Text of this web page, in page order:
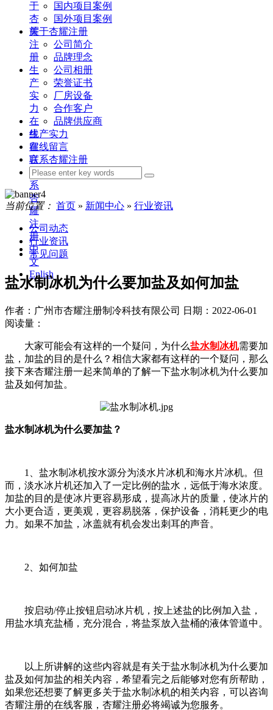
于
杏
耀
注
册
生
产
实
力
在
线
留
言
联
系
杏
耀
注
册
中
文
Enlish
国内项目案例
国外项目案例
关于杏耀注册
公司简介
品牌理念
公司相册
荣誉证书
厂房设备
合作客户
品牌供应商
生产实力
在线留言
联系杏耀注册
当前位置： 首页 » 新闻中心 » 行业资讯
公司动态
行业资讯
常见问题
盐水制冰机为什么要加盐及如何加盐
作者：广州市杏耀注册制冷科技有限公司
日期：2022-06-01
阅读量：
大家可能会有这样的一个疑问，为什么盐水制冰机需要加
盐，加盐的目的是什么？相信大家都有这样的一个疑问，那么
接下来杏耀注册一起来简单的了解一下盐水制冰机为什么要加
盐及如何加盐。
盐水制冰机为什么要加盐？
1、盐水制冰机按水源分为淡水片冰机和海水片冰机。但
而，淡水冰片机还加入了一定比例的盐水，远低于海水浓度。
加盐的目的是使冰片更容易形成，提高冰片的质量，使冰片的
大小更合适，更美观，更容易脱落，保护设备，消耗更少的电
力。如果不加盐，冰盖就有机会发出刺耳的声音。
2、如何加盐
按启动/停止按钮启动冰片机，按上述盐的比例加入盐，
用盐水填充盐桶，充分混合，将盐泵放入盐桶的液体管道中。
以上所讲解的这些内容就是有关于盐水制冰机为什么要加
盐及如何加盐的相关内容，希望看完之后能够对您有所帮助，
如果您还想要了解更多关于盐水制冰机的相关内容，可以咨询
杏耀注册的在线客服，杏耀注册必将竭诚为您服务。